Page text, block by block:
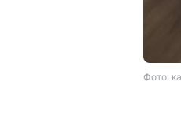
Фото: